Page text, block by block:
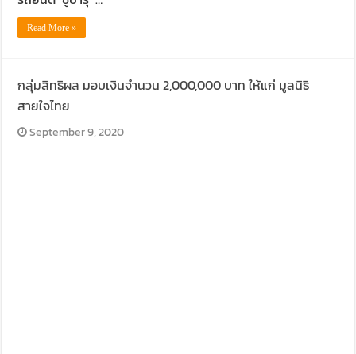
Read More »
กลุ่มสิทธิผล มอบเงินจำนวน 2,000,000 บาท ให้แก่ มูลนิธิ
สายใจไทย
September 9, 2020